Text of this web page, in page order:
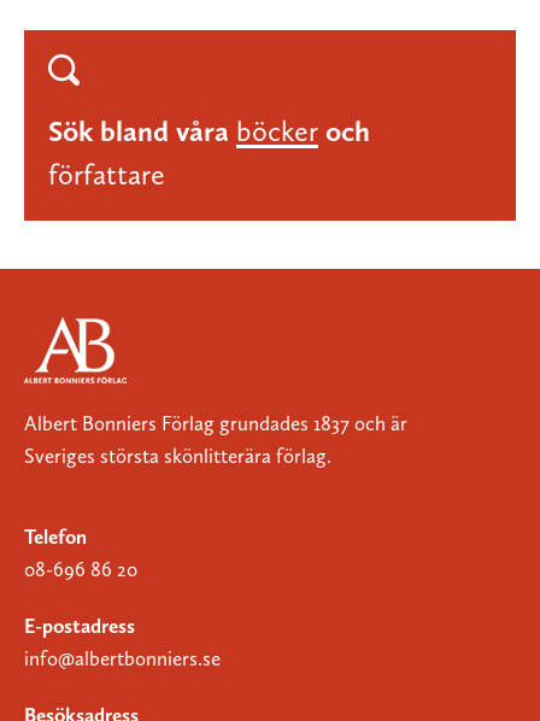
Sök bland våra böcker och
författare
Albert Bonniers Förlag grundades 1837 och är
Sveriges största skönlitterära förlag.
Telefon
08-696 86 20
E-postadress
info@albertbonniers.se
Besöksadress